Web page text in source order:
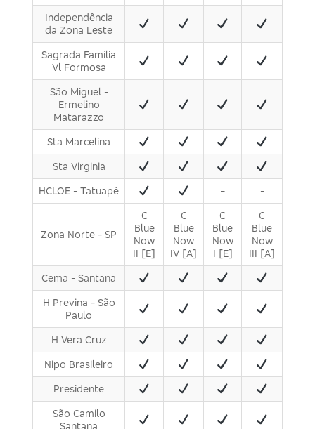
Independência
da Zona Leste
Sagrada Família
Vl Formosa
São Miguel -
Ermelino
Matarazzo
Sta Marcelina
Sta Virginia
HCLOE - Tatuapé - -
Zona Norte - SP
C
Blue
Now
II [E]
C
Blue
Now
IV [A]
C
Blue
Now
I [E]
C
Blue
Now
III [A]
Cema - Santana
H Previna - São
Paulo
H Vera Cruz
Nipo Brasileiro
Presidente
São Camilo
Santana